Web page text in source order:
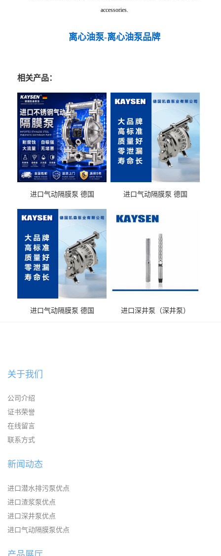
accessories.
离心油泵-离心油泵品牌
相关产品：
进口气动隔膜泵 德国
送气动泵
进口气动隔膜泵 德国
输送
进口气动隔膜泵 德国
进口深井泵（深井泵）
关于我们
公司介绍
证书荣誉
在线留言
联系方式
新闻动态
进口潜水排污泵优点
进口渣浆泵优点
进口深井泵优点
进口气动隔膜泵优点